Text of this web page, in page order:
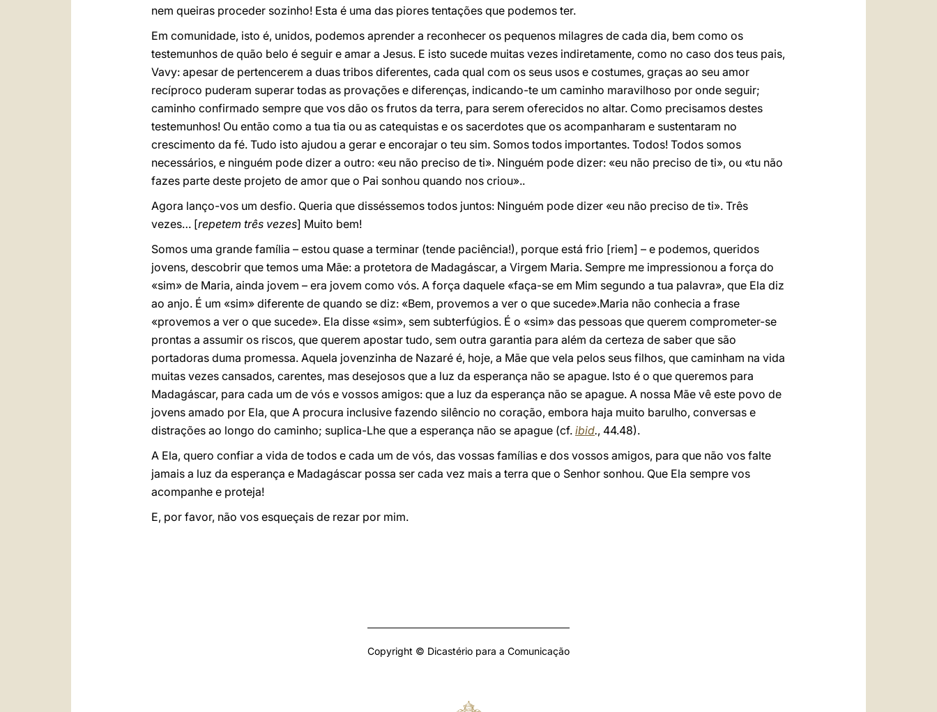
nem queiras proceder sozinho! Esta é uma das piores tentações que podemos ter.
Em comunidade, isto é, unidos, podemos aprender a reconhecer os pequenos milagres de cada dia, bem como os
testemunhos de quão belo é seguir e amar a Jesus. E isto sucede muitas vezes indiretamente, como no caso dos teus pais,
Vavy: apesar de pertencerem a duas tribos diferentes, cada qual com os seus usos e costumes, graças ao seu amor
recíproco puderam superar todas as provações e diferenças, indicando-te um caminho maravilhoso por onde seguir;
caminho confirmado sempre que vos dão os frutos da terra, para serem oferecidos no altar. Como precisamos destes
testemunhos! Ou então como a tua tia ou as catequistas e os sacerdotes que os acompanharam e sustentaram no
crescimento da fé. Tudo isto ajudou a gerar e encorajar o teu sim. Somos todos importantes. Todos! Todos somos
necessários, e ninguém pode dizer a outro: «eu não preciso de ti». Ninguém pode dizer: «eu não preciso de ti», ou «tu não
fazes parte deste projeto de amor que o Pai sonhou quando nos criou»..
Agora lanço-vos um desfio. Queria que disséssemos todos juntos: Ninguém pode dizer «eu não preciso de ti». Três
vezes… [repetem três vezes] Muito bem!
Somos uma grande família – estou quase a terminar (tende paciência!), porque está frio [riem] – e podemos, queridos
jovens, descobrir que temos uma Mãe: a protetora de Madagáscar, a Virgem Maria. Sempre me impressionou a força do
«sim» de Maria, ainda jovem – era jovem como vós. A força daquele «faça-se em Mim segundo a tua palavra», que Ela diz
ao anjo. É um «sim» diferente de quando se diz: «Bem, provemos a ver o que sucede».Maria não conhecia a frase
«provemos a ver o que sucede». Ela disse «sim», sem subterfúgios. É o «sim» das pessoas que querem comprometer-se
prontas a assumir os riscos, que querem apostar tudo, sem outra garantia para além da certeza de saber que são
portadoras duma promessa. Aquela jovenzinha de Nazaré é, hoje, a Mãe que vela pelos seus filhos, que caminham na vida
muitas vezes cansados, carentes, mas desejosos que a luz da esperança não se apague. Isto é o que queremos para
Madagáscar, para cada um de vós e vossos amigos: que a luz da esperança não se apague. A nossa Mãe vê este povo de
jovens amado por Ela, que A procura inclusive fazendo silêncio no coração, embora haja muito barulho, conversas e
distrações ao longo do caminho; suplica-Lhe que a esperança não se apague (cf. ibid., 44.48).
A Ela, quero confiar a vida de todos e cada um de vós, das vossas famílias e dos vossos amigos, para que não vos falte
jamais a luz da esperança e Madagáscar possa ser cada vez mais a terra que o Senhor sonhou. Que Ela sempre vos
acompanhe e proteja!
E, por favor, não vos esqueçais de rezar por mim.
Copyright © Dicastério para a Comunicação